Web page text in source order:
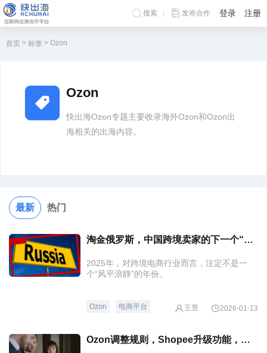
搜索 发布合作 登录 注册
首页 > 标签 > Ozon
Ozon
快出海Ozon专题主要收录海外Ozon和Ozon出
海相关的出海内容。
最新 热门
淘金俄罗斯，中国跨境卖家的下一个“富矿”？
2025年，对跨境电商行业而言，注定不是一
个“风平浪静”的年份。
Ozon 电商平台 王昱 2026-01-13
Ozon调整规则，Shopee升级功能，阿尔巴尼亚禁TikTok一年